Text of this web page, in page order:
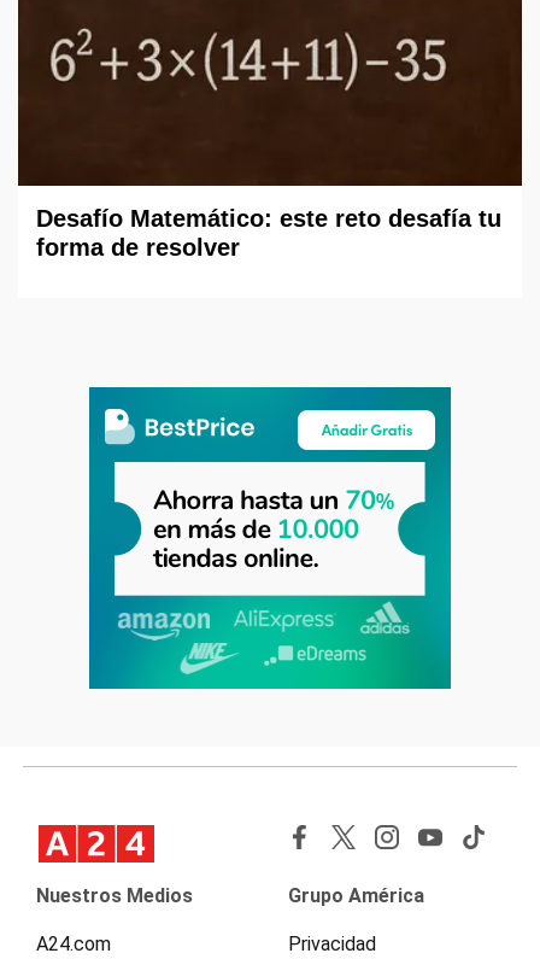
Desafío Matemático: este reto desafía tu
forma de resolver
Nuestros Medios
A24.com
Grupo América
Privacidad